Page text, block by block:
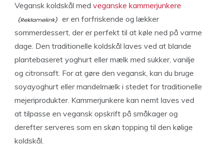
Vegansk koldskål med veganske kammerjunkere
er en forfriskende og lækker
sommerdessert, der er perfekt til at køle ned på varme
dage. Den traditionelle koldskål laves ved at blande
plantebaseret yoghurt eller mælk med sukker, vanilje
og citronsaft. For at gøre den vegansk, kan du bruge
soyayoghurt eller mandelmælk i stedet for traditionelle
mejeriprodukter. Kammerjunkere kan nemt laves ved
at tilpasse en vegansk opskrift på småkager og
derefter serveres som en skøn topping til den kølige
koldskål.